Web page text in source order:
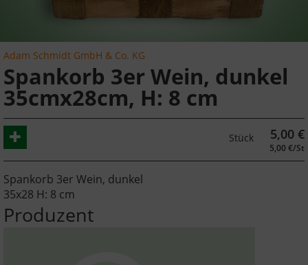
Adam Schmidt GmbH & Co. KG
Spankorb 3er Wein, dunkel
35cmx28cm, H: 8 cm
Stück 5,00 €
5,00 €/St
Spankorb 3er Wein, dunkel
35x28 H: 8 cm
Produzent